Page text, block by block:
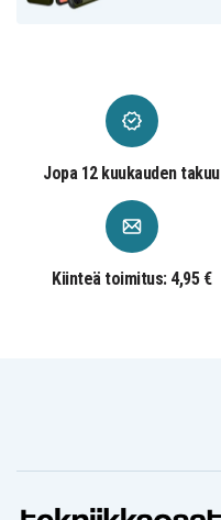
Jopa 12 kuukauden takuu
Kiinteä toimitus: 4,95 €